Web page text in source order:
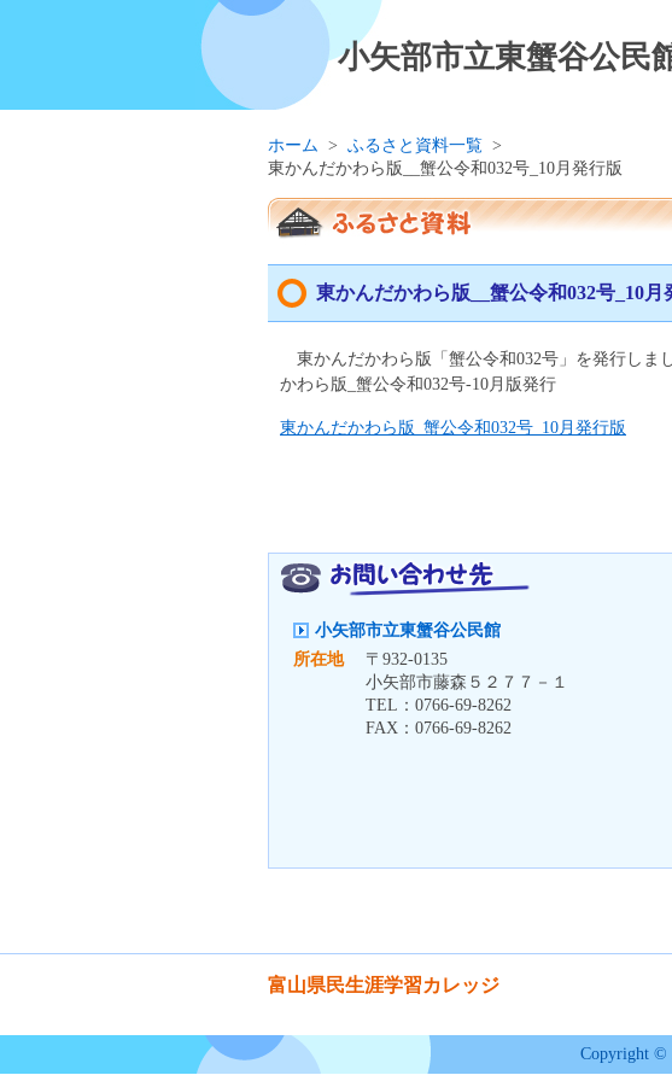
小矢部市立東蟹谷公民
ホーム > ふるさと資料一覧 >
東かんだかわら版__蟹公令和032号_10月発行版
東かんだかわら版__蟹公令和032号_10月
東かんだかわら版「蟹公令和032号」を発行しま
かわら版_蟹公令和032号-10月版発行
東かんだかわら版_蟹公令和032号_10月発行版
小矢部市立東蟹谷公民館
所在地
〒 932-0135
小矢部市藤森５２７７－１
TEL： 0766-69-8262
FAX： 0766-69-8262
富山県民生涯学習カレッジ
Copyright ©